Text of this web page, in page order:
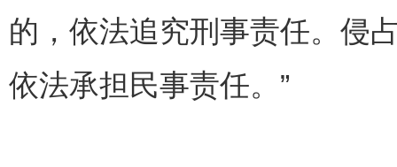
的，依法追究刑事责任。侵
依法承担民事责任。”